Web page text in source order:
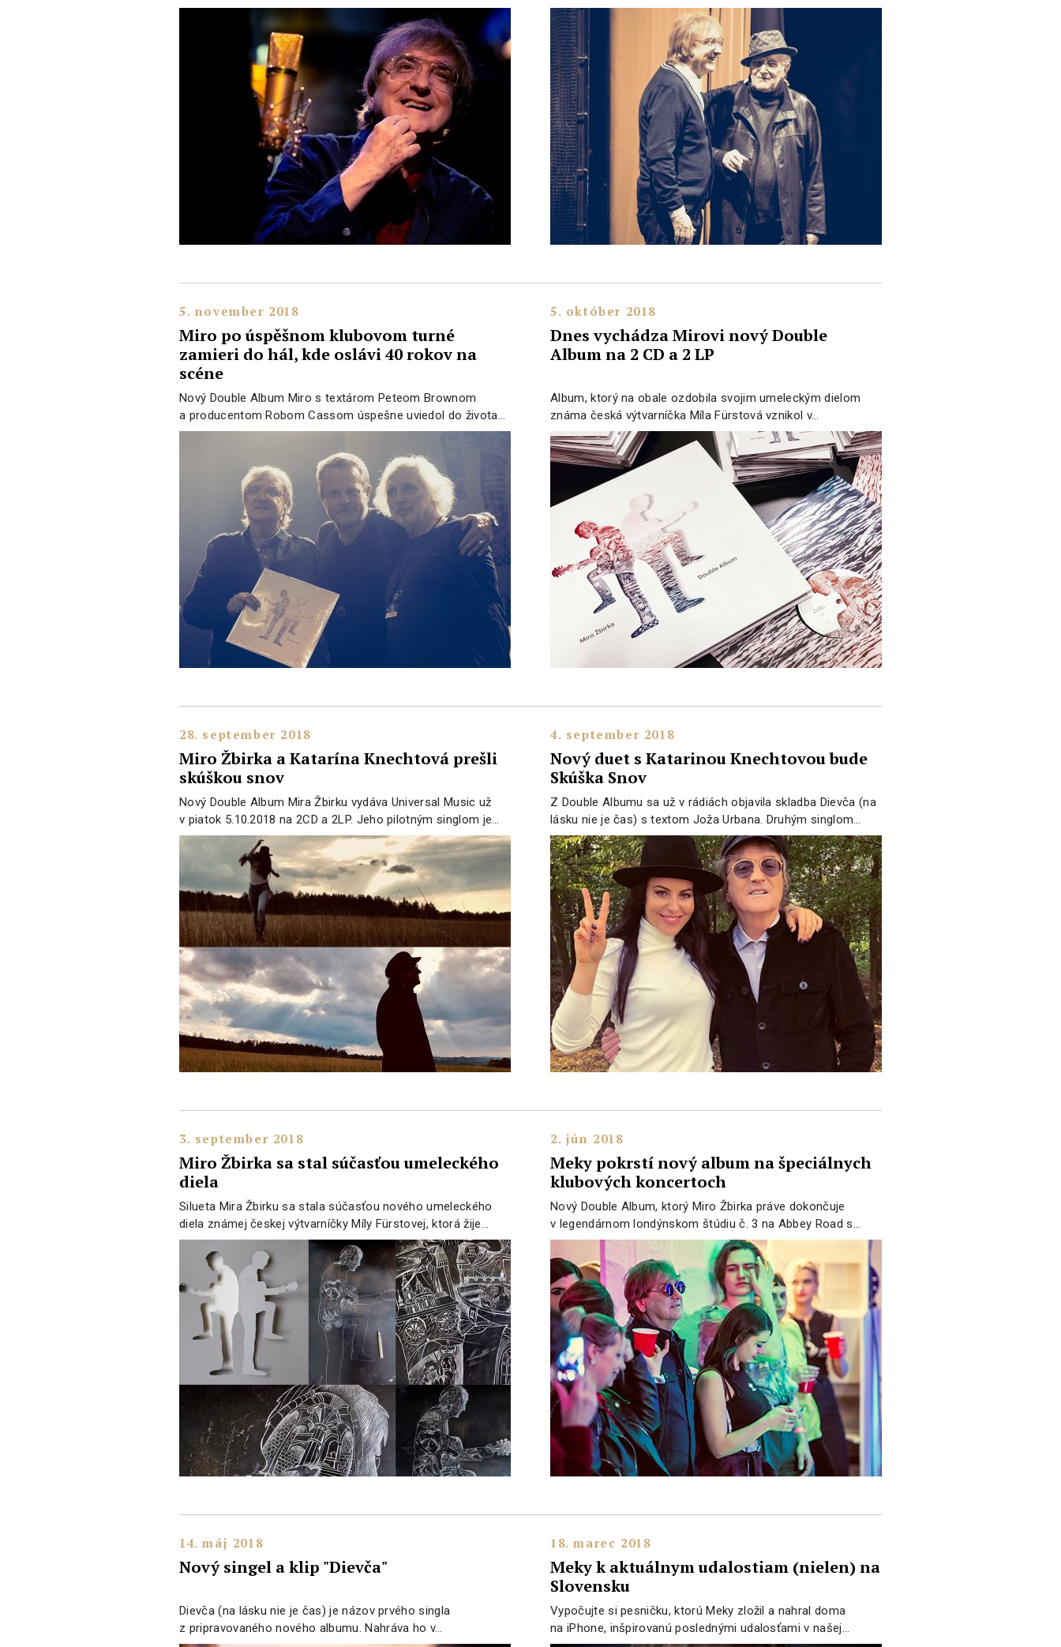
5. november 2018
Miro po úspěšnom klubovom turné
zamieri do hál, kde oslávi 40 rokov na
scéne
Nový Double Album Miro s textárom Peteom Brownom
a producentom Robom Cassom úspešne uviedol do života…
5. október 2018
Dnes vychádza Mirovi nový Double
Album na 2 CD a 2 LP
Album, ktorý na obale ozdobila svojim umeleckým dielom
známa česká výtvarníčka Míla Fürstová vznikol v…
28. september 2018
Miro Žbirka a Katarína Knechtová prešli
skúškou snov
Nový Double Album Mira Žbirku vydáva Universal Music už
v piatok 5.10.2018 na 2CD a 2LP. Jeho pilotným singlom je…
4. september 2018
Nový duet s Katarinou Knechtovou bude
Skúška Snov
Z Double Albumu sa už v rádiách objavila skladba Dievča (na
lásku nie je čas) s textom Joža Urbana. Druhým singlom…
3. september 2018
Miro Žbirka sa stal súčasťou umeleckého
diela
Silueta Mira Žbirku sa stala súčasťou nového umeleckého
diela známej českej výtvarníčky Míly Fürstovej, ktorá žije…
2. jún 2018
Meky pokrstí nový album na špeciálnych
klubových koncertoch
Nový Double Album, ktorý Miro Žbirka práve dokončuje
v legendárnom londýnskom štúdiu č. 3 na Abbey Road s…
14. máj 2018
Nový singel a klip "Dievča"
Dievča (na lásku nie je čas) je názov prvého singla
z pripravovaného nového albumu. Nahráva ho v…
18. marec 2018
Meky k aktuálnym udalostiam (nielen) na
Slovensku
Vypočujte si pesničku, ktorú Meky zložil a nahral doma
na iPhone, inšpirovanú poslednými udalosťami v našej…